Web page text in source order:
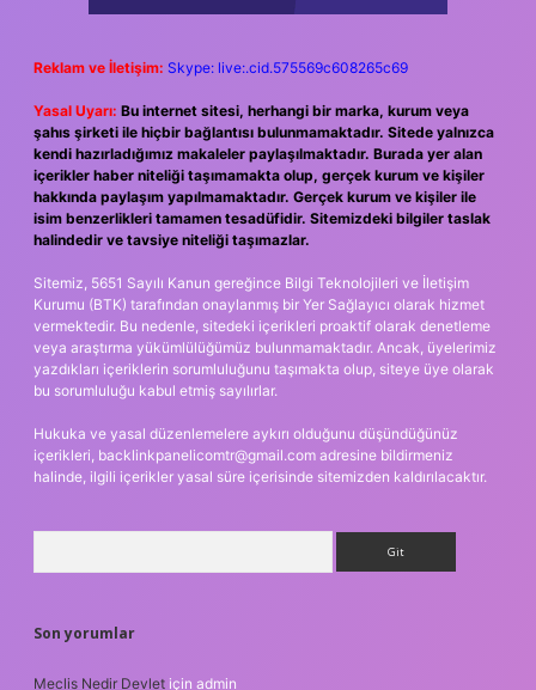
Reklam ve İletişim: Skype: live:.cid.575569c608265c69
Yasal Uyarı: Bu internet sitesi, herhangi bir marka, kurum veya
şahıs şirketi ile hiçbir bağlantısı bulunmamaktadır. Sitede yalnızca
kendi hazırladığımız makaleler paylaşılmaktadır. Burada yer alan
içerikler haber niteliği taşımamakta olup, gerçek kurum ve kişiler
hakkında paylaşım yapılmamaktadır. Gerçek kurum ve kişiler ile
isim benzerlikleri tamamen tesadüfidir. Sitemizdeki bilgiler taslak
halindedir ve tavsiye niteliği taşımazlar.
Sitemiz, 5651 Sayılı Kanun gereğince Bilgi Teknolojileri ve İletişim
Kurumu (BTK) tarafından onaylanmış bir Yer Sağlayıcı olarak hizmet
vermektedir. Bu nedenle, sitedeki içerikleri proaktif olarak denetleme
veya araştırma yükümlülüğümüz bulunmamaktadır. Ancak, üyelerimiz
yazdıkları içeriklerin sorumluluğunu taşımakta olup, siteye üye olarak
bu sorumluluğu kabul etmiş sayılırlar.
Hukuka ve yasal düzenlemelere aykırı olduğunu düşündüğünüz
içerikleri, backlinkpanelicomtr@gmail.com adresine bildirmeniz
halinde, ilgili içerikler yasal süre içerisinde sitemizden kaldırılacaktır.
Son yorumlar
Meclis Nedir Devlet için admin